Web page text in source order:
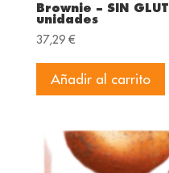
Brownie – SIN
unidades
37,29 €
Añadir al carrito